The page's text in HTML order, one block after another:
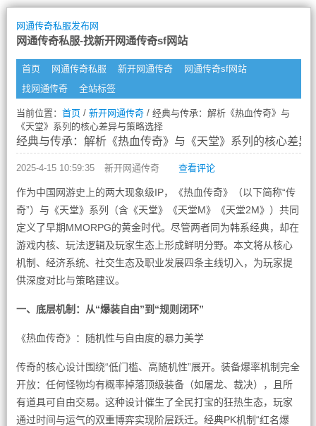
网通传奇私服发布网
网通传奇私服-找新开网通传奇sf网站
首页 网通传奇私服 新开网通传奇
网通传奇sf网站
找网通传奇
全站标签
当前位置： 首页/ 新开网通传奇/ 经典与传承：解析《热血传奇》与
《天堂》系列的核心差异与策略选择
经典与传承：解析《热血传奇》与《天堂》系列的核心差异
2025-4-15 10:59:35 新开网通传奇 查看评论
作为中国网游史上的两大现象级IP，《热血传奇》（以下简称“传
奇”）与《天堂》系列（含《天堂》《天堂M》《天堂2M》）共同
定义了早期MMORPG的黄金时代。尽管两者同为韩系经典，却在
游戏内核、玩法逻辑及玩家生态上形成鲜明分野。本文将从核心
机制、经济系统、社交生态及职业发展四条主线切入，为玩家提
供深度对比与策略建议。
一、底层机制：从“爆装自由”到“规则闭环”
《热血传奇》：随机性与自由度的暴力美学
传奇的核心设计围绕“低门槛、高随机性”展开。装备爆率机制完全
开放：任何怪物均有概率掉落顶级装备（如屠龙、裁决），且所
有道具可自由交易。这种设计催生了全民打宝的狂热生态，玩家
通过时间与运气的双重博弈实现阶层跃迁。经典PK机制“红名爆